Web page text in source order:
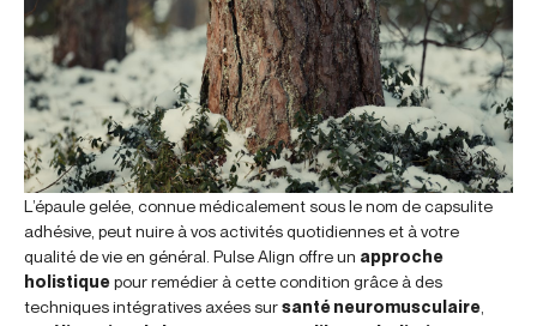
L’épaule gelée, connue médicalement sous le nom de capsulite
adhésive, peut nuire à vos activités quotidiennes et à votre
qualité de vie en général. Pulse Align offre un approche
holistiquepour remédier à cette condition grâce à des
techniques intégratives axées sursanté neuromusculaire